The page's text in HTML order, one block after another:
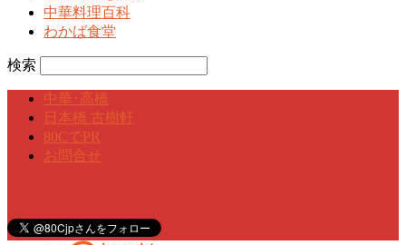
中華料理百科
わかば食堂
検索
中華･高橋
日本橋 古樹軒
80CでPR
お問合せ